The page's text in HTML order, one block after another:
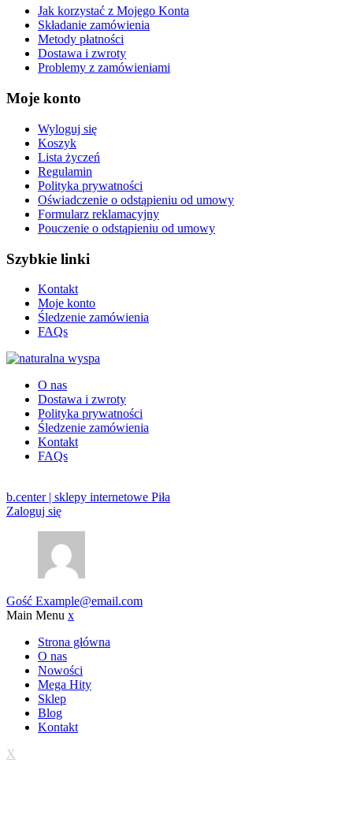
Jak korzystać z Mojego Konta
Składanie zamówienia
Metody płatności
Dostawa i zwroty
Problemy z zamówieniami
Moje konto
Wyloguj się
Koszyk
Lista życzeń
Regulamin
Polityka prywatności
Oświadczenie o odstąpieniu od umowy
Formularz reklamacyjny
Pouczenie o odstąpieniu od umowy
Szybkie linki
Kontakt
Moje konto
Śledzenie zamówienia
FAQs
O nas
Dostawa i zwroty
Polityka prywatności
Śledzenie zamówienia
Kontakt
FAQs
b.center | sklepy internetowe Piła
Zaloguj się
Gość Example@email.com
Main Menu x
Strona główna
O nas
Nowości
Mega Hity
Sklep
Blog
Kontakt
X